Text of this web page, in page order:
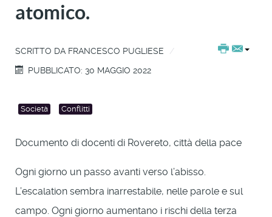
atomico.
SCRITTO DA FRANCESCO PUGLIESE
PUBBLICATO: 30 MAGGIO 2022
Società Conflitti
Documento di docenti di Rovereto, città della pace
Ogni giorno un passo avanti verso l’abisso.
L’escalation sembra inarrestabile, nelle parole e sul
campo. Ogni giorno aumentano i rischi della terza